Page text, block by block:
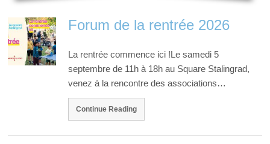
Forum de la rentrée 2026
La rentrée commence ici !Le samedi 5
septembre de 11h à 18h au Square Stalingrad,
venez à la rencontre des associations…
Continue Reading